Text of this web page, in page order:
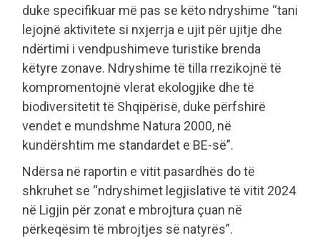
duke specifikuar më pas se këto ndryshime “tani
lejojnë aktivitete si nxjerrja e ujit për ujitje dhe
ndërtimi i vendpushimeve turistike brenda
këtyre zonave. Ndryshime të tilla rrezikojnë të
kompromentojnë vlerat ekologjike dhe të
biodiversitetit të Shqipërisë, duke përfshirë
vendet e mundshme Natura 2000, në
kundërshtim me standardet e BE-së”.
Ndërsa në raportin e vitit pasardhës do të
shkruhet se “ndryshimet legjislative të vitit 2024
në Ligjin për zonat e mbrojtura çuan në
përkeqësim të mbrojtjes së natyrës”.